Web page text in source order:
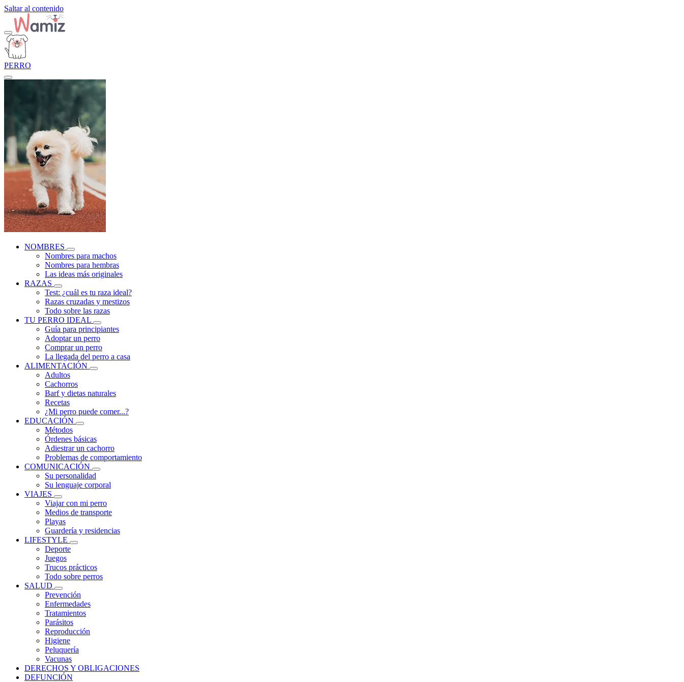
Saltar al contenido
PERRO
NOMBRES
Nombres para machos
Nombres para hembras
Las ideas más originales
RAZAS
Test: ¿cuál es tu raza ideal?
Razas cruzadas y mestizos
Todo sobre las razas
TU PERRO IDEAL
Guía para principiantes
Adoptar un perro
Comprar un perro
La llegada del perro a casa
ALIMENTACIÓN
Adultos
Cachorros
Barf y dietas naturales
Recetas
¿Mi perro puede comer...?
EDUCACIÓN
Métodos
Órdenes básicas
Adiestrar un cachorro
Problemas de comportamiento
COMUNICACIÓN
Su personalidad
Su lenguaje corporal
VIAJES
Viajar con mi perro
Medios de transporte
Playas
Guardería y residencias
LIFESTYLE
Deporte
Juegos
Trucos prácticos
Todo sobre perros
SALUD
Prevención
Enfermedades
Tratamientos
Parásitos
Reproducción
Higiene
Peluquería
Vacunas
DERECHOS Y OBLIGACIONES
DEFUNCIÓN